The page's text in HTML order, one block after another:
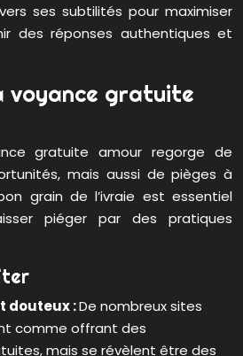
ses subtilités pour maximiser
des réponses authentiques et
voyance gratuite
gratuite amour regorge de
mais aussi de pièges à
grain de l’ivraie est essentiel
piéger par des pratiques
douteux :De nombreux sites
comme offrant des
mais se révèlent être des